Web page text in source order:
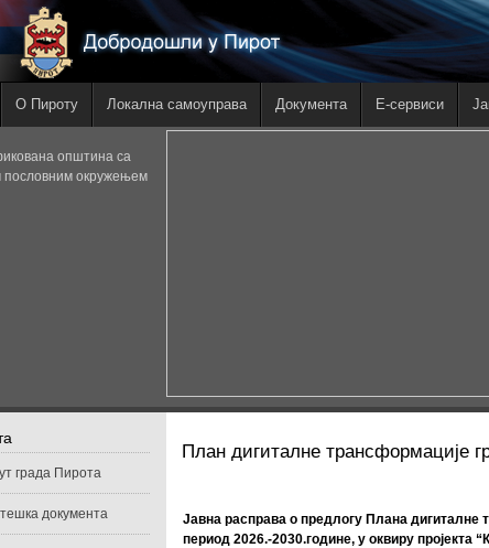
О Пироту Локална самоуправа Документа E-сервиси
План дигиталне трансформације
Јавна расправа о предлогу Плана дигиталне
период 2026.-2030.године, у оквиру
града Пирота
документа